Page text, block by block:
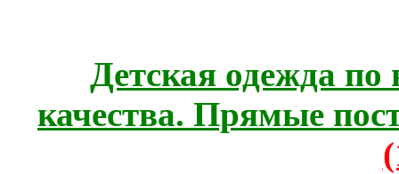
Детская одежда
качества. Прямые